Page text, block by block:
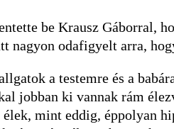
be Krausz Gáborral,
nagyon odafigyelt arra,
a testemre és a
jobban ki vannak rám
mint eddig, éppolyan